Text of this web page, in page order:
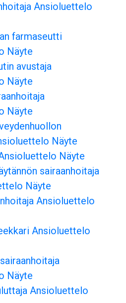
Ansioluettelo
farmaseutti
Näyte
avustaja
Näyte
Näyte
Näyte
Näyte
sairaanhoitaja
Näyte
Ansioluettelo
Ansioluettelo
Näyte
Ansioluettelo